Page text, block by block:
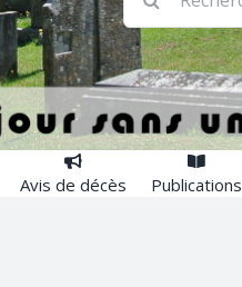
Avis de décès Publications